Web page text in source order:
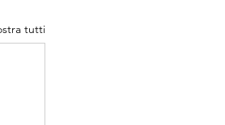
tutti